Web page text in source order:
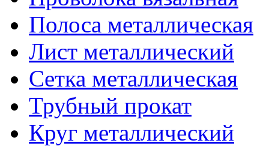
Полоса металлическая
Лист металлический
Сетка металлическая
Трубный прокат
Круг металлический